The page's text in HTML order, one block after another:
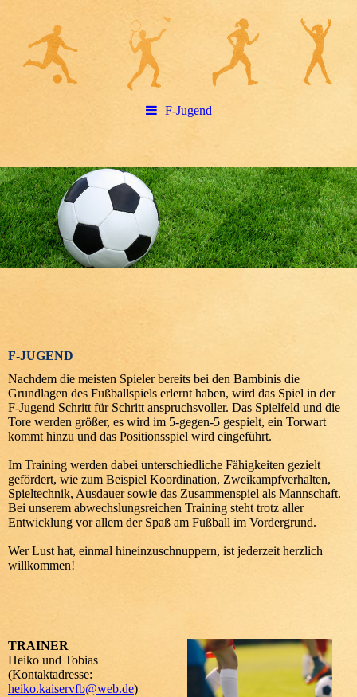
F-Jugend
F-JUGEND
Nachdem die meisten Spieler bereits bei den Bambinis die
Grundlagen des Fußballspiels erlernt haben, wird das Spiel in der
F-Jugend Schritt für Schritt anspruchsvoller. Das Spielfeld und die
Tore werden größer, es wird im 5-gegen-5 gespielt, ein Torwart
kommt hinzu und das Positionsspiel wird eingeführt.
Im Training werden dabei unterschiedliche Fähigkeiten gezielt
gefördert, wie zum Beispiel Koordination, Zweikampfverhalten,
Spieltechnik, Ausdauer sowie das Zusammenspiel als Mannschaft.
Bei unserem abwechslungsreichen Training steht trotz aller
Entwicklung vor allem der Spaß am Fußball im Vordergrund.
Wer Lust hat, einmal hineinzuschnuppern, ist jederzeit herzlich
willkommen!
TRAINER
Heiko und Tobias
(Kontaktadresse:
heiko.kaiservfb@web.de)